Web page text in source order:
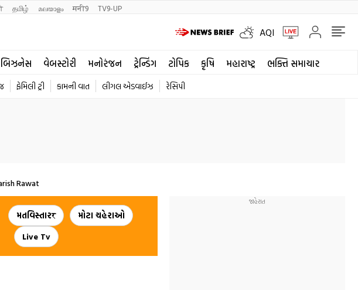
தமிழ் മലയാളം मनी9 TV9-UP
AQI
બિઝનેસ વેબસ્ટોરી મનોરંજન ટ્રેન્ડિંગ ટોપિક કૃષિ મહારાષ્ટ્ર ભક્તિ સમાચાર
ફેમિલી ટ્રી કામની વાત લીગલ એડવાઈઝ રેસિપી
Rawat
મતવિસ્તારर
મોટા ચહેરાઓ
Live Tv